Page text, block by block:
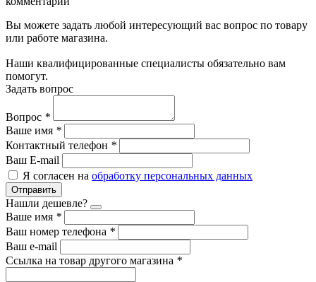
Вы можете задать любой интересующий вас вопрос по товару
или работе магазина.
Наши квалифицированные специалисты обязательно вам
помогут.
Задать вопрос
Вопрос *
Ваше имя *
Контактный телефон *
Ваш E-mail
Я согласен на обработку персональных данных
Отправить
Нашли дешевле?
Ваше имя *
Ваш номер телефона *
Ваш e-mail
Ссылка на товар другого магазина *